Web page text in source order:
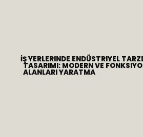
İŞ YERLERINDE ENDÜSTRIYEL
TASARIMI: MODERN VE
ALANLARI YARATMA